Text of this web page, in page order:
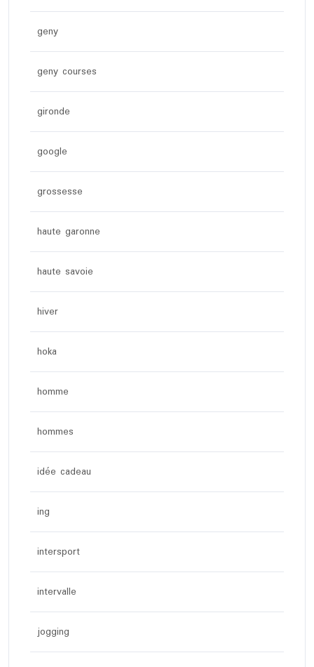
geny
geny courses
gironde
google
grossesse
haute garonne
haute savoie
hiver
hoka
homme
hommes
idée cadeau
ing
intersport
intervalle
jogging